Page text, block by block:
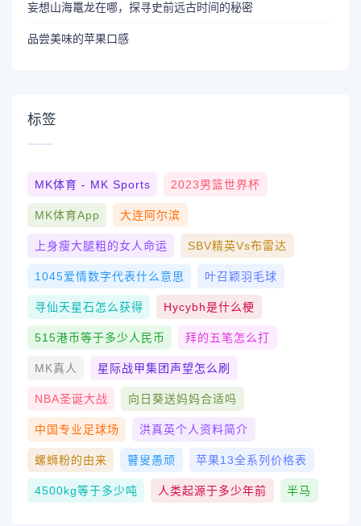
妄想山海鼍龙在哪，探寻史前远古时间的秘密
品尝美味的苹果口感
标签
MK体育 - MK Sports 2023男篮世界杯
MK体育App 大连阿尔滨
上身瘦大腿粗的女人命运 SBV精英vs布雷达
1045爱情数字代表什么意思 叶召颖羽毛球
寻仙天星石怎么获得 Hycybh是什么梗
515港币等于多少人民币 拜的五笔怎么打
MK真人 星际战甲集团声望怎么刷
NBA圣诞大战 向日葵送妈妈合适吗
中国专业足球场 洪真英个人资料简介
螺蛳粉的由来 瞽叟愚顽 苹果13全系列价格表
4500kg等于多少吨 人类起源于多少年前 半马